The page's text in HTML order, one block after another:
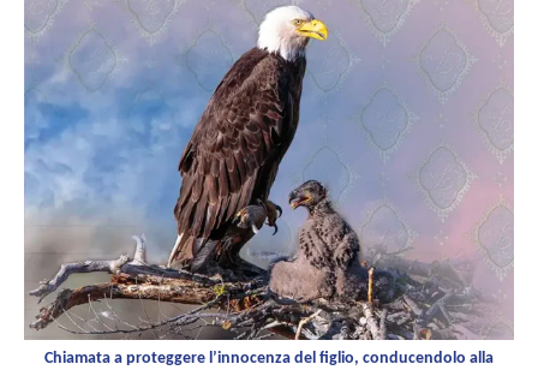
Chiamata a proteggere l’innocenza del figlio, conducendolo alla